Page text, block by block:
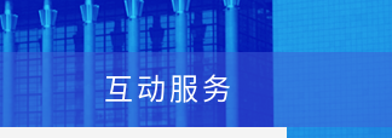
互动服务